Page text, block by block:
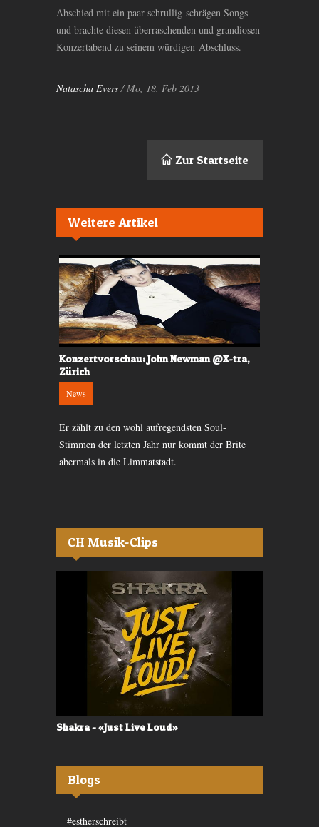
Abschied mit ein paar schrullig-schrägen Songs
und brachte diesen überraschenden und grandiosen
Konzertabend zu seinem würdigen Abschluss.
Natascha Evers / Mo, 18. Feb 2013
Zur Startseite
Weitere Artikel
Konzertvorschau: John Newman @X-tra,
Zürich
News
Er zählt zu den wohl aufregendsten Soul-
Stimmen der letzten Jahr nur kommt der Brite
abermals in die Limmatstadt.
CH Musik-Clips
Shakra - «Just Live Loud»
Blogs
#estherschreibt